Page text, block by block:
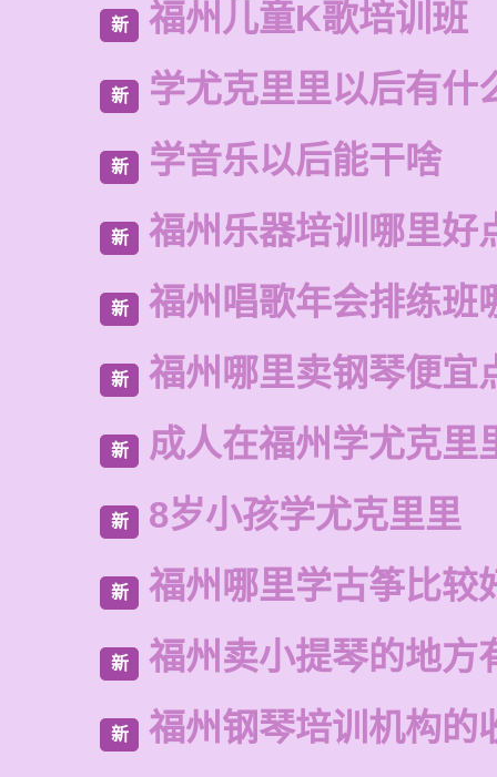
新 福州儿童K歌培训班
新 学尤克里里以后有什
新 学音乐以后能干啥
新 福州乐器培训哪里好
新 福州唱歌年会排练班
新 福州哪里卖钢琴便宜
新 成人在福州学尤克里
新 8岁小孩学尤克里里
新 福州哪里学古筝比较
新 福州卖小提琴的地方
新 福州钢琴培训机构的